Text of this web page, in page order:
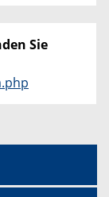
Sie